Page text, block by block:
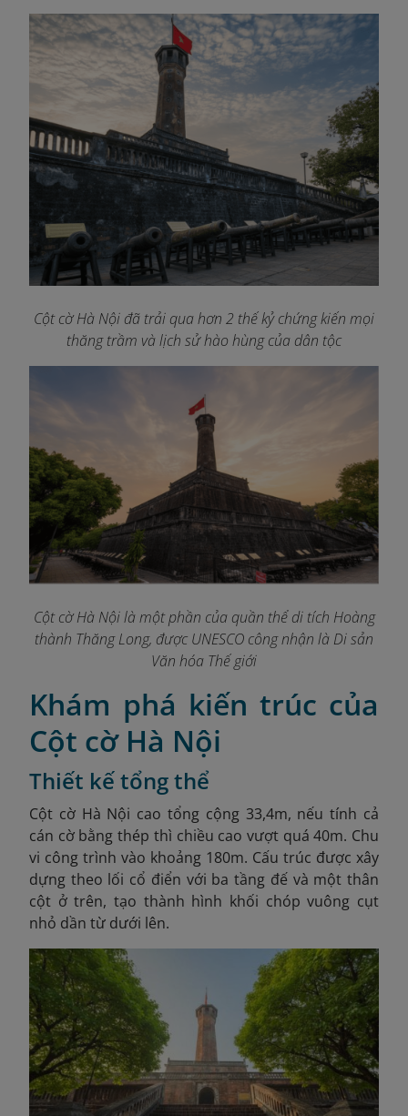
Cột cờ Hà Nội đã trải qua hơn 2 thế kỷ chứng kiến mọi
thăng trầm và lịch sử hào hùng của dân tộc
Cột cờ Hà Nội là một phần của quần thể di tích Hoàng
thành Thăng Long, được UNESCO công nhận là Di sản
Văn hóa Thế giới
Khám phá kiến trúc của
Cột cờ Hà Nội
Thiết kế tổng thể
Cột cờ Hà Nội cao tổng cộng 33,4m, nếu tính cả
cán cờ bằng thép thì chiều cao vượt quá 40m. Chu
vi công trình vào khoảng 180m. Cấu trúc được xây
dựng theo lối cổ điển với ba tầng đế và một thân
cột ở trên, tạo thành hình khối chóp vuông cụt
nhỏ dần từ dưới lên.